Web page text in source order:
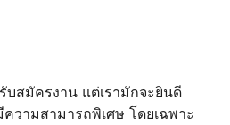
บสมัครงาน แต่เรามักจะยินดี
วามสามารถพิเศษ โดยเฉพาะ